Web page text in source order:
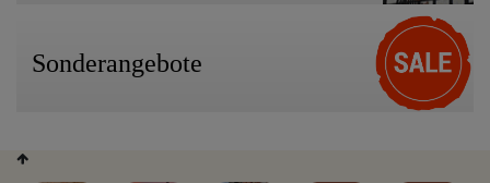
Sonderangebote